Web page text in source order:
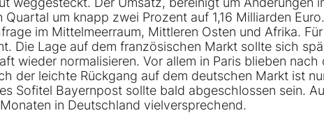
um knapp zwei Prozent auf 1,16 Milliarden
im Mittelmeerraum, Mittleren Osten und Afrika.
Die Lage auf dem französischen Markt sollte sich
wieder normalisieren. Vor allem in Paris blieben nach
der leichte Rückgang auf dem deutschen Markt ist
Sofitel Bayernpost sollte bald abgeschlossen sein.
in Deutschland vielversprechend.